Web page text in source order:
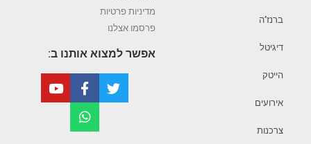
ברנז’ה
דיגיטל
הייטק
אירועים
צרכנות
מדיניות פרטיות
פרסמו אצלנו
אפשר למצוא אותנו ב: